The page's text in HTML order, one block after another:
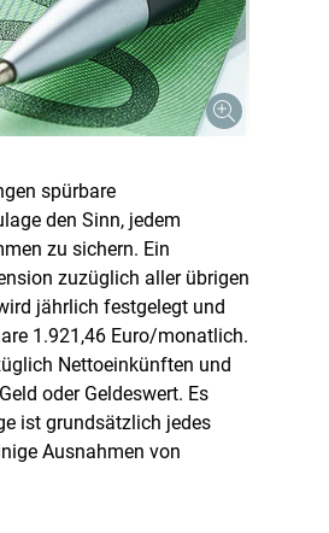
content
spürbare
den Sinn, jedem
zu sichern. Ein
zuzüglich aller übrigen
jährlich festgelegt und
1.921,46 Euro/monatlich.
Nettoeinkünften und
oder Geldeswert. Es
ist grundsätzlich jedes
Ausnahmen von